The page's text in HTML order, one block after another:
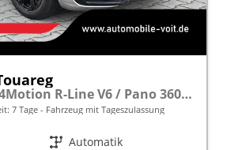
3.0 TDI 210 kW 4Motion R-Line V6 / Pano 360Grad
7 Tage Fahrzeug mit Tageszulassung
Getriebe Automatik